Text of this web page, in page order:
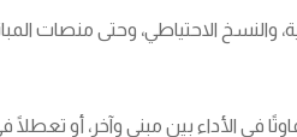
الاحتياطي، وحتى منصات
في الأداء بين مبنى وآخر، أو تعطلًا